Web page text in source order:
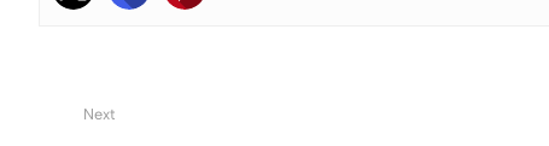
Next